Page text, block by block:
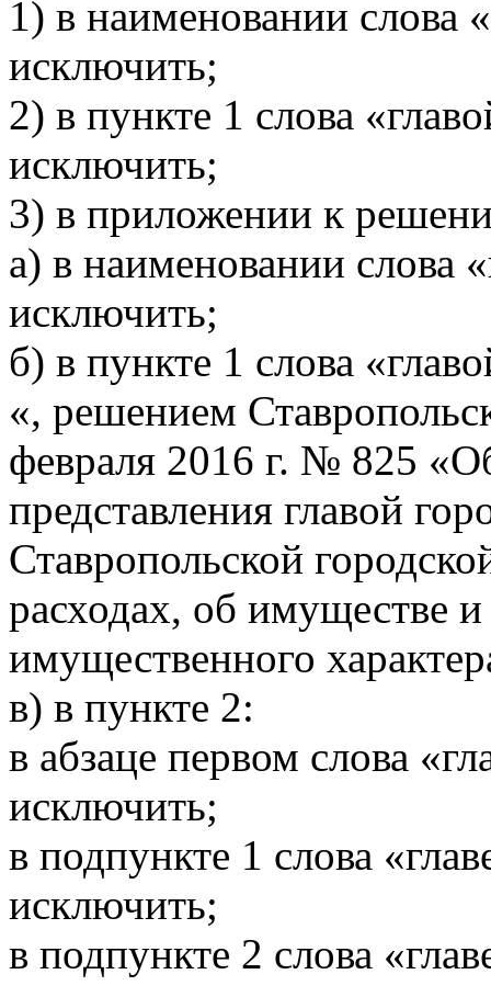
1) в наименовании слова
исключить;
2) в пункте 1 слова
исключить;
3) в приложении к
а) в наименовании слова
исключить;
б) в пункте 1 слова
«, решением
февраля 2016 г. № 825
представления главой
Ставропольской
расходах, об имуществе и
имущественного
в) в пункте 2:
в абзаце первом слова
исключить;
в подпункте 1 слова
исключить;
в подпункте 2 слова